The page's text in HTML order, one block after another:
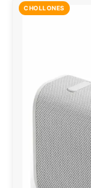
CHOLLONES